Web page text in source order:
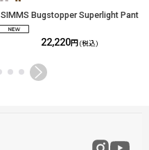
SIMMS Bugstopper Superlight Pant
22,220円 (税込)